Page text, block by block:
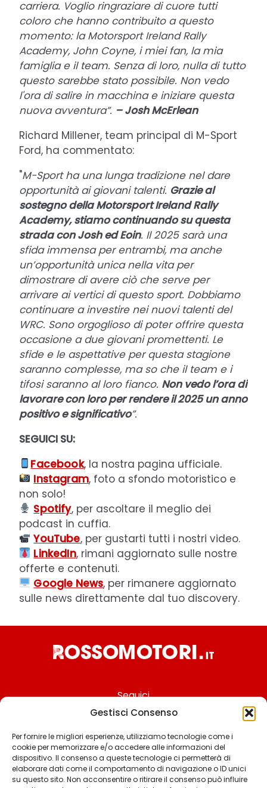
Gestisci Consenso
Per fornire le migliori esperienze, utilizziamo tecnologie come i
cookie per memorizzare e/o accedere alle informazioni del
dispositivo. Il consenso a queste tecnologie ci permetterà di
elaborare dati come il comportamento di navigazione o ID unici
su questo sito. Non acconsentire o ritirare il consenso può influire
carriera. Voglio ringraziare di cuore tutti
coloro che hanno contribuito a questo
momento: la Motorsport Ireland Rally
Academy, John Coyne, i miei fan, la mia
famiglia e il team. Senza di loro, nulla di tutto
questo sarebbe stato possibile. Non vedo
l'ora di salire in macchina e iniziare questa
nuova avventura”. – Josh McErlean
Richard Millener, team principal di M-Sport
Ford, ha commentato:
"M-Sport ha una lunga tradizione nel dare
opportunità ai giovani talenti. Grazie al
sostegno della Motorsport Ireland Rally
Academy, stiamo continuando su questa
strada con Josh ed Eoin. Il 2025 sarà una
sfida immensa per entrambi, ma anche
un’opportunità unica nella vita per
dimostrare di avere ciò che serve per
arrivare ai vertici di questo sport. Dobbiamo
continuare a investire nei nuovi talenti del
WRC. Sono orgoglioso di poter offrire questa
occasione a due giovani promettenti. Le
sfide e le aspettative per questa stagione
saranno complesse, ma so che il team e i
tifosi saranno al loro fianco. Non vedo l’ora di
lavorare con loro per rendere il 2025 un anno
positivo e significativo”.
SEGUICI SU:
Facebook, la nostra pagina ufficiale.
Instagram, foto a sfondo motoristico e
non solo!
Spotify, per ascoltare il meglio dei
podcast in cuffia.
YouTube, per gustarti tutti i nostri video.
LinkedIn, rimani aggiornato sulle nostre
offerte e contenuti.
Google News, per rimanere aggiornato
sulle news direttamente dal tuo discovery.
Seguici
Chi siamo
Contattaci